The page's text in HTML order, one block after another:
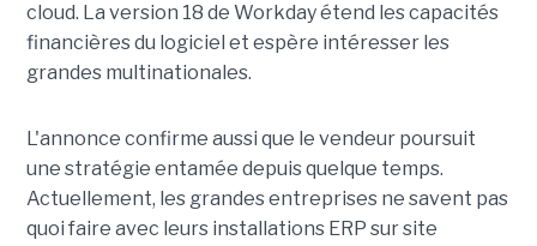
cloud. La version 18 de Workday étend les capacités
financières du logiciel et espère intéresser les
grandes multinationales.
L'annonce confirme aussi que le vendeur poursuit
une stratégie entamée depuis quelque temps.
Actuellement, les grandes entreprises ne savent pas
quoi faire avec leurs installations ERP sur site